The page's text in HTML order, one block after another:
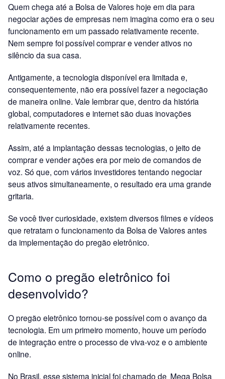
Quem chega até a Bolsa de Valores hoje em dia para
negociar ações de empresas nem imagina como era o seu
funcionamento em um passado relativamente recente.
Nem sempre foi possível comprar e vender ativos no
silêncio da sua casa.
Antigamente, a tecnologia disponível era limitada e,
consequentemente, não era possível fazer a negociação
de maneira online. Vale lembrar que, dentro da história
global, computadores e internet são duas inovações
relativamente recentes.
Assim, até a implantação dessas tecnologias, o jeito de
comprar e vender ações era por meio de comandos de
voz. Só que, com vários investidores tentando negociar
seus ativos simultaneamente, o resultado era uma grande
gritaria.
Se você tiver curiosidade, existem diversos filmes e vídeos
que retratam o funcionamento da Bolsa de Valores antes
da implementação do pregão eletrônico.
Como o pregão eletrônico foi
desenvolvido?
O pregão eletrônico tornou-se possível com o avanço da
tecnologia. Em um primeiro momento, houve um período
de integração entre o processo de viva-voz e o ambiente
online.
No Brasil, esse sistema inicial foi chamado de Mega Bolsa